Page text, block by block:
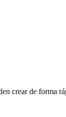
crear de forma